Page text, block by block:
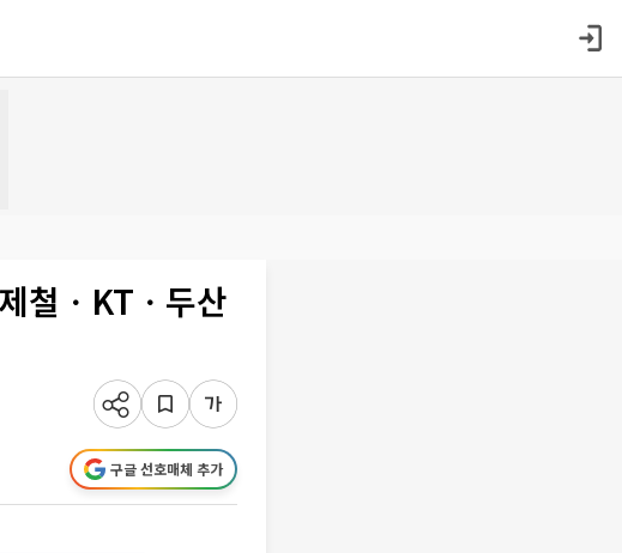
철ㆍKTㆍ두산
구글 선호매체 추가